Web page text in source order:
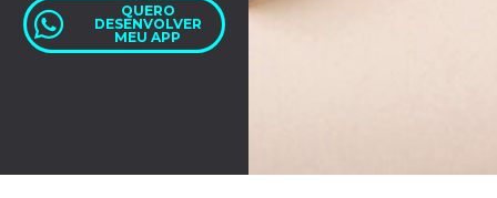
QUERO
DESENVOLVER
MEU APP